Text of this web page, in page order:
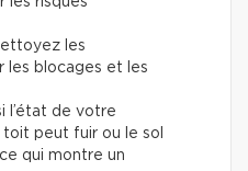
les
les blocages et les
l’état de votre
peut fuir ou le sol
qui montre un